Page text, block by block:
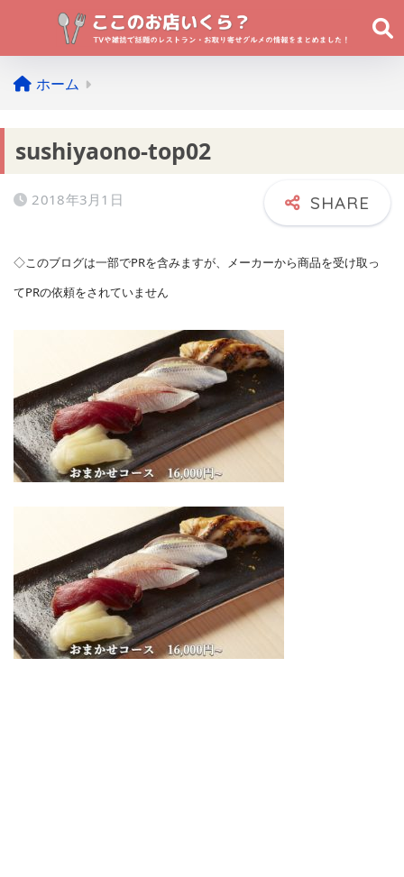
ホーム
sushiyaono-top02
2018年3月1日
◇このブログは一部でPRを含みますが、メーカーから商品を受け取っ
てPRの依頼をされていません